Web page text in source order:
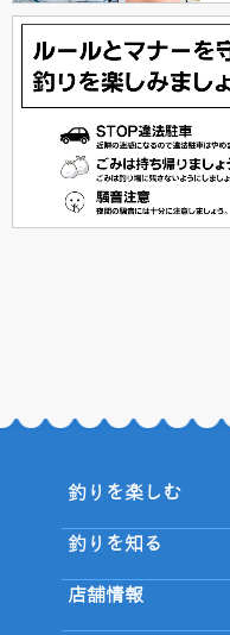
釣りを楽しむ
釣りを知る
店舗情報